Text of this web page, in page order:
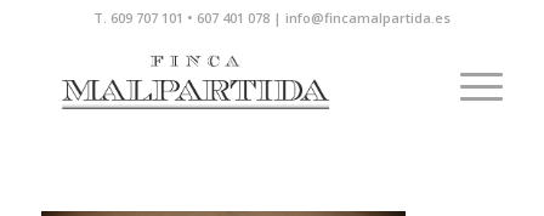
T. 609 707 101 • 607 401 078 | info@fincamalpartida.es